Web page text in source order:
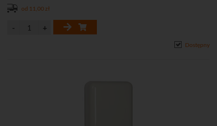
od 11,00 zł
Dostępny